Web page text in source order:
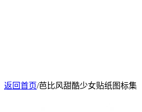
返回首页/芭比风甜酷少女贴纸图标集